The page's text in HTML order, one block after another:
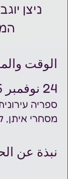
ניצן
الوقت
24 نوفمبر 2025، 8:00 م
ספריה
מסחרי איתן,
نبذة عن